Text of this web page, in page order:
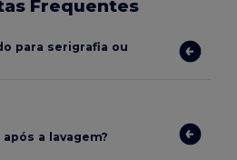
Frequentes
para serigrafia ou
após a lavagem?